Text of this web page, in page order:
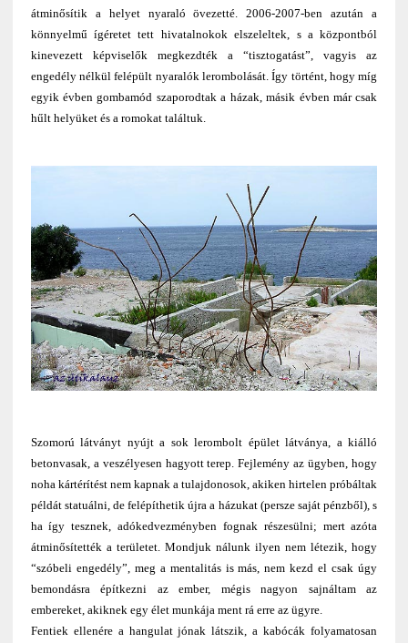
átminősítik a helyet nyaraló övezetté. 2006-2007-ben azután a
könnyelmű ígéretet tett hivatalnokok elszeleltek, s a központból
kinevezett képviselők megkezdték a “tisztogatást”, vagyis az
engedély nélkül felépült nyaralók lerombolását. Így történt, hogy míg
egyik évben gombamód szaporodtak a házak, másik évben már csak
hűlt helyüket és a romokat találtuk.
Szomorú látványt nyújt a sok lerombolt épület látványa, a kiálló
betonvasak, a veszélyesen hagyott terep. Fejlemény az ügyben, hogy
noha kártérítést nem kapnak a tulajdonosok, akiken hirtelen próbáltak
példát statuálni, de felépíthetik újra a házukat (persze saját pénzből), s
ha így tesznek, adókedvezményben fognak részesülni; mert azóta
átminősítették a területet. Mondjuk nálunk ilyen nem létezik, hogy
“szóbeli engedély”, meg a mentalitás is más, nem kezd el csak úgy
bemondásra építkezni az ember, mégis nagyon sajnáltam az
embereket, akiknek egy élet munkája ment rá erre az ügyre.
Fentiek ellenére a hangulat jónak látszik, a kabócák folyamatosan